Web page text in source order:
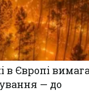
в Європі
— до